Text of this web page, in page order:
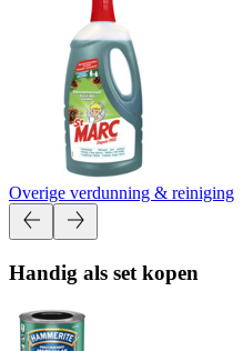
Overige verdunning & reiniging
Handig als set kopen